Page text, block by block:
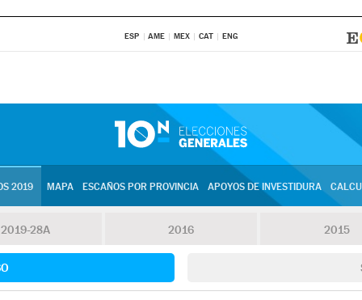
ESP AME MEX CAT ENG
2019 MAPA ESCAÑOS POR PROVINCIA APOYOS DE INVESTIDURA
2019-28A 2016 2015